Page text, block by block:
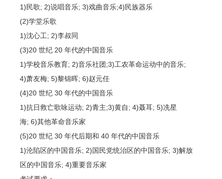
1)民歌; 2)说唱音乐; 3)戏曲音乐;4)民族器乐
(2)学堂乐歌
1)沈心工; 2)李叔同
(3)20 世纪 20 年代的中国音乐
1)学校音乐教育; 2)音乐社团;3)工农革命运动中的音乐;
4)萧友梅; 5)黎锦晖; 6)赵元任
(4)20 世纪 30 年代的中国音乐
1)抗日救亡歌咏运动; 2)青主;3)黄自; 4)聂耳; 5)冼星
海; 6)其他革命音乐家
(5)20 世纪 30 年代后期和 40 年代的中国音乐
1)沦陷区的中国音乐; 2)国民党统治区的中国音乐; 3)解放
区的中国音乐; 4)重要音乐家